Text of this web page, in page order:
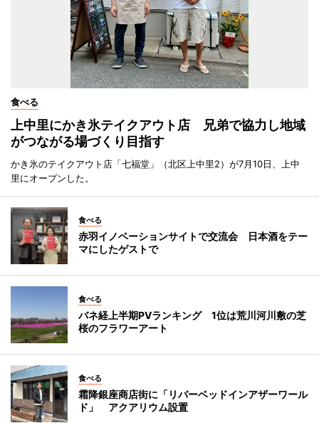
食べる
上中里にかき氷テイクアウト店 兄弟で協力し地域
がつながる場づくり目指す
かき氷のテイクアウト店「七福堂」（北区上中里2）が7月10日、上中
里にオープンした。
食べる
赤羽イノベーションサイトで交流会 日本酒をテー
マにしたゲストで
食べる
バネ経上半期PVランキング 1位は荒川河川敷の芝
桜のフラワーアート
食べる
霜降銀座商店街に「リバーベッドインアザーワール
ド」 アクアリウム設置